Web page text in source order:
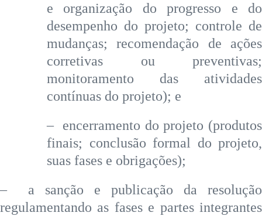
e organização do progresso e do
desempenho do projeto; controle de
mudanças; recomendação de ações
corretivas ou preventivas;
monitoramento das atividades
contínuas do projeto); e
– encerramento do projeto (produtos
finais; conclusão formal do projeto,
suas fases e obrigações);
– a sanção e publicação da resolução
regulamentando as fases e partes integrantes